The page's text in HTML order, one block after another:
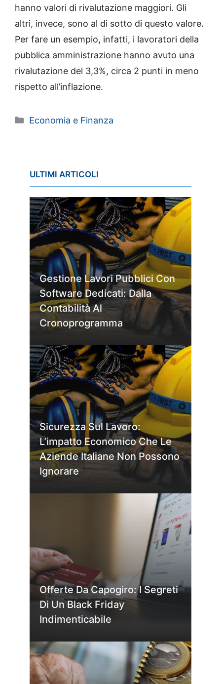
hanno valori di rivalutazione maggiori. Gli
altri, invece, sono al di sotto di questo valore.
Per fare un esempio, infatti, i lavoratori della
pubblica amministrazione hanno avuto una
rivalutazione del 3,3%, circa 2 punti in meno
rispetto all’inflazione.
Categorie
Economia e Finanza
ULTIMI ARTICOLI
Gestione Lavori Pubblici Con
Software Dedicati: Dalla
Contabilità Al
Cronoprogramma
Sicurezza Sul Lavoro:
L’impatto Economico Che Le
Aziende Italiane Non Possono
Ignorare
Offerte Da Capogiro: I Segreti
Di Un Black Friday
Indimenticabile